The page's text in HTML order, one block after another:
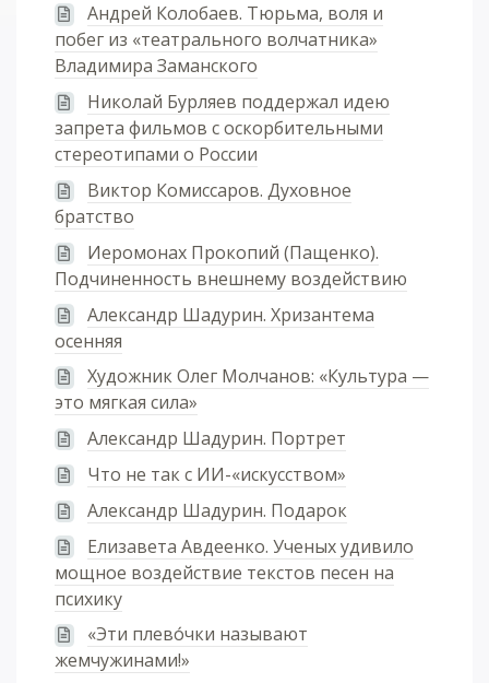
Андрей Колобаев. Тюрьма, воля и
побег из «театрального волчатника»
Владимира Заманского
Николай Бурляев поддержал идею
запрета фильмов с оскорбительными
стереотипами о России
Виктор Комиссаров. Духовное
братство
Иеромонах Прокопий (Пащенко).
Подчиненность внешнему воздействию
Александр Шадурин. Хризантема
осенняя
Художник Олег Молчанов: «Культура —
это мягкая сила»
Александр Шадурин. Портрет
Что не так с ИИ-«искусством»
Александр Шадурин. Подарок
Елизавета Авдеенко. Ученых удивило
мощное воздействие текстов песен на
психику
«Эти плево́чки называют
жемчужинами!»